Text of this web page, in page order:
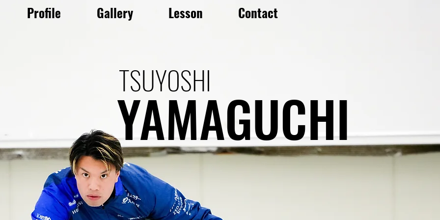
Profile Gallery Lesson Contact
YAMAGUCHI
TSUYOSHI